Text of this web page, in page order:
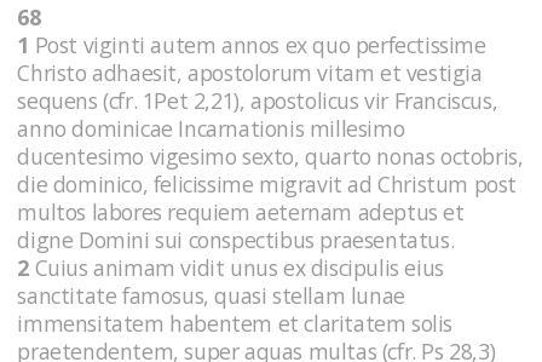
68
1 Post viginti autem annos ex quo perfectissime
Christo adhaesit, apostolorum vitam et vestigia
sequens (cfr. 1Pet 2,21), apostolicus vir Franciscus,
anno dominicae Incarnationis millesimo
ducentesimo vigesimo sexto, quarto nonas octobris,
die dominico, felicissime migravit ad Christum post
multos labores requiem aeternam adeptus et
digne Domini sui conspectibus praesentatus.
2 Cuius animam vidit unus ex discipulis eius
sanctitate famosus, quasi stellam lunae
immensitatem habentem et claritatem solis
praetendentem, super aquas multas (cfr. Ps 28,3)